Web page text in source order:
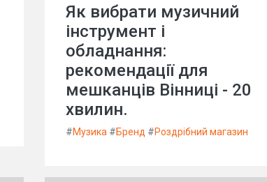
Як вибрати музичний
інструмент і
обладнання:
рекомендації для
мешканців Вінниці - 20
хвилин.
#Музика #Бренд #Роздрібний магазин